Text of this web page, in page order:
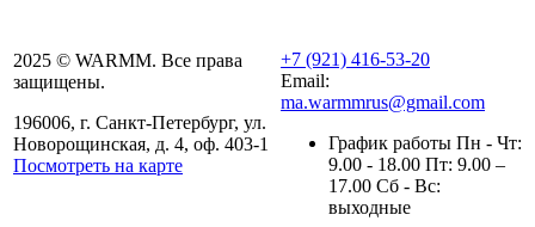
2025 © WARMM. Все права
защищены.
196006, г. Санкт-Петербург, ул.
Новорощинская, д. 4, оф. 403-1
Посмотреть на карте
+7 (921) 416-53-20
Email:
ma.warmmrus@gmail.com
График работы Пн - Чт:
9.00 - 18.00 Пт: 9.00 –
17.00 Сб - Вс:
выходные